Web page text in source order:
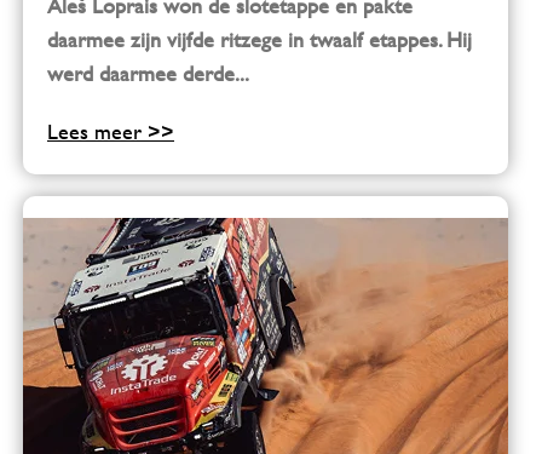
daarmee zijn vijfde ritzege in twaalf etappes. Hij
werd daarmee derde...
Lees meer >>